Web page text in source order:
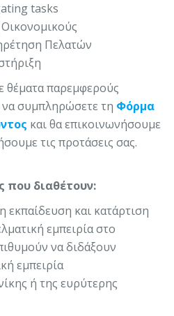
tasks
Πελατών
θέματα παρεμφερούς
να συμπληρώσετε τη Φόρμα
και θα επικοινωνήσουμε
τις προτάσεις σας.
που διαθέτουν:
και κατάρτιση
εμπειρία στο
να διδάξουν
εμπειρία
ή της ευρύτερης